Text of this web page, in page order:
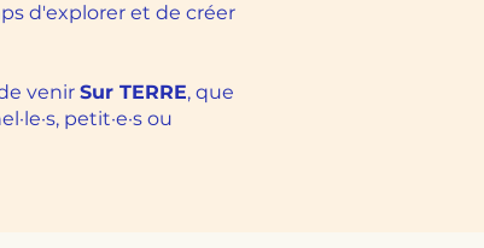
d'explorer et de créer
venir Sur TERRE, que
petit·e·s ou